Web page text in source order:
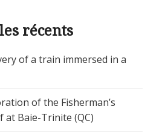
récents
of a train immersed in a
of the Fisherman’s
at Baie-Trinite (QC)